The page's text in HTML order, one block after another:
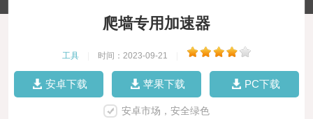
爬墙专用加速器
工具 时间：2023-09-21
安卓下载 苹果下载 PC下载
安卓市场，安全绿色